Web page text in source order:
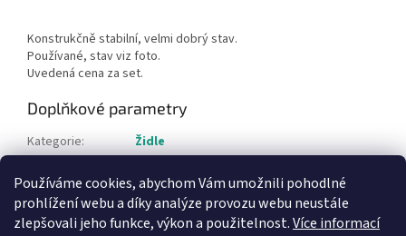
Používáme cookies, abychom Vám umožnili pohodlné
prohlížení webu a díky analýze provozu webu neustále
zlepšovali jeho funkce, výkon a použitelnost.Více informací
Konstrukčně stabilní, velmi dobrý stav.
Používané, stav viz foto.
Uvedená cena za set.
Doplňkové parametry
Kategorie:
Židle
Položka byla vyprodána…